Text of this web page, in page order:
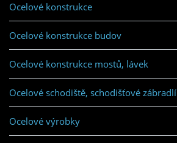
Ocelové konstrukce
Ocelové konstrukce budov
Ocelové konstrukce mostů, lávek
Ocelové schodiště, schodišťové zábradlí
Ocelové výrobky